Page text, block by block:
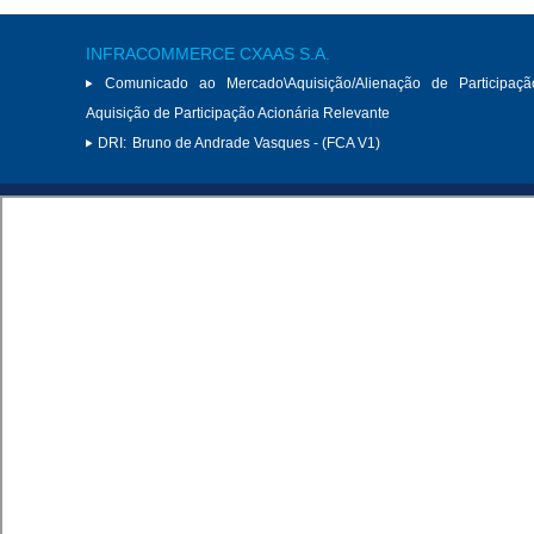
INFRACOMMERCE CXAAS S.A.
Comunicado ao Mercado\Aquisição/Alienação de
Aquisição de Participação Acionária Relevante
DRI: Bruno de Andrade Vasques - (FCA V1)